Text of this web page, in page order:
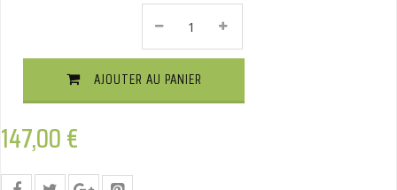
ARAGON
Attelage
Col
De
Cygne
Démontable
AJOUTER AU PANIER
147,00€